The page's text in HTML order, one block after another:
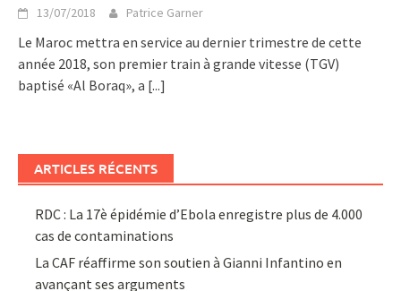
13/07/2018 Patrice Garner
Le Maroc mettra en service au dernier trimestre de cette
année 2018, son premier train à grande vitesse (TGV)
baptisé «Al Boraq», a [...]
ARTICLES RÉCENTS
RDC : La 17è épidémie d’Ebola enregistre plus de 4.000
cas de contaminations
La CAF réaffirme son soutien à Gianni Infantino en
avançant ses arguments